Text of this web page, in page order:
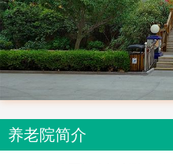
养老院简介